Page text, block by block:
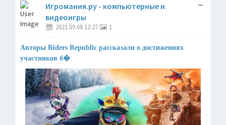
Игромания.ру - компьютерные и
видеоигры
2021.09.08 12:27 1
Авторы Riders Republic рассказали о достижениях
участников б�